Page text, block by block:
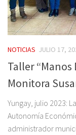
NOTICIAS JULIO 17,
Taller “Manos
Monitora
Yungay, julio 2023:
Autonomía
administrador